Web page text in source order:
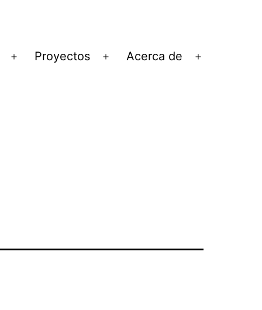
Abrir
Proyectos
Abrir
Acerca de